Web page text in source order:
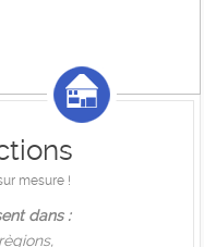
mesure !
dans :